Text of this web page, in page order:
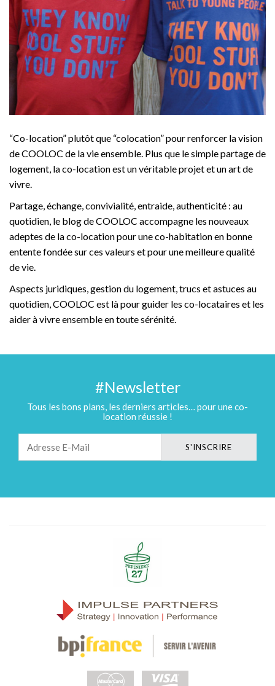
“Co-location” plutôt que “colocation” pour renforcer la vision
de COOLOC de la vie ensemble. Plus que le simple partage de
logement, la co-location est un véritable projet et un art de
vivre.
Partage, échange, convivialité, entraide, authenticité : au
quotidien, le blog de COOLOC accompagne les nouveaux
adeptes de la co-location pour une co-habitation en bonne
entente fondée sur ces valeurs et pour une meilleure qualité
de vie.
Aspects juridiques, gestion du logement, trucs et astuces au
quotidien, COOLOC est là pour guider les co-locataires et les
aider à vivre ensemble en toute sérénité.
#Newsletter
Tous les bons plans, les derniers articles… pour une co-
location réussie !